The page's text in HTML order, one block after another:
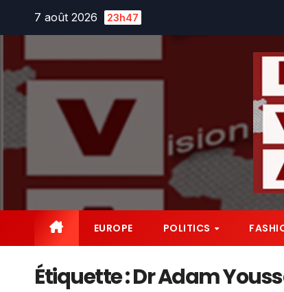
7 août 2026 23h47
EUROPE POLITICS
Étiquette :Dr Adam